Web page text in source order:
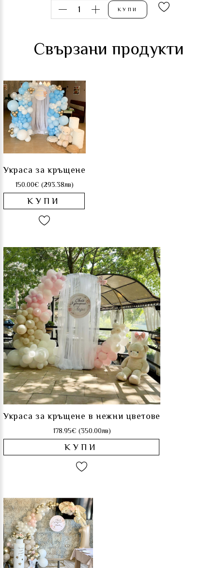
КУПИ
Свързани продукти
Украса за кръщене
150.00€ (293.38лв)
КУПИ
Украса за кръщене в нежни цветове
178.95€ (350.00лв)
КУПИ